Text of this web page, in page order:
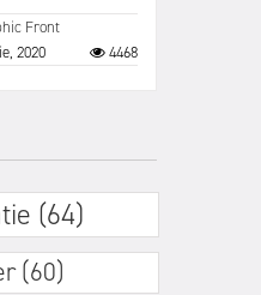
Front
2020
4468
(64)
(60)